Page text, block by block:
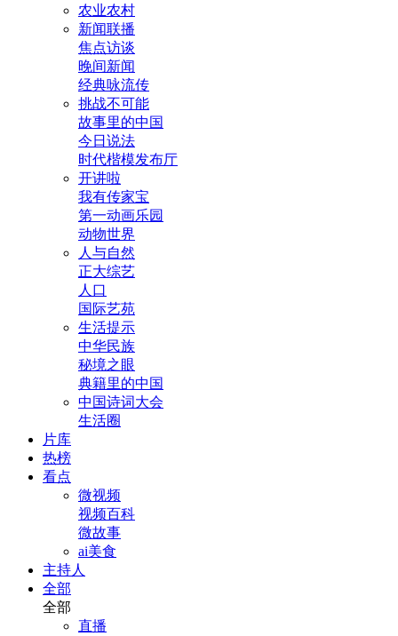
农业农村
新闻联播
焦点访谈
晚间新闻
经典咏流传
挑战不可能
故事里的中国
今日说法
时代楷模发布厅
开讲啦
我有传家宝
第一动画乐园
动物世界
人与自然
正大综艺
人口
国际艺苑
生活提示
中华民族
秘境之眼
典籍里的中国
中国诗词大会
生活圈
片库
热榜
看点
微视频
视频百科
微故事
ai美食
主持人
全部
全部
直播